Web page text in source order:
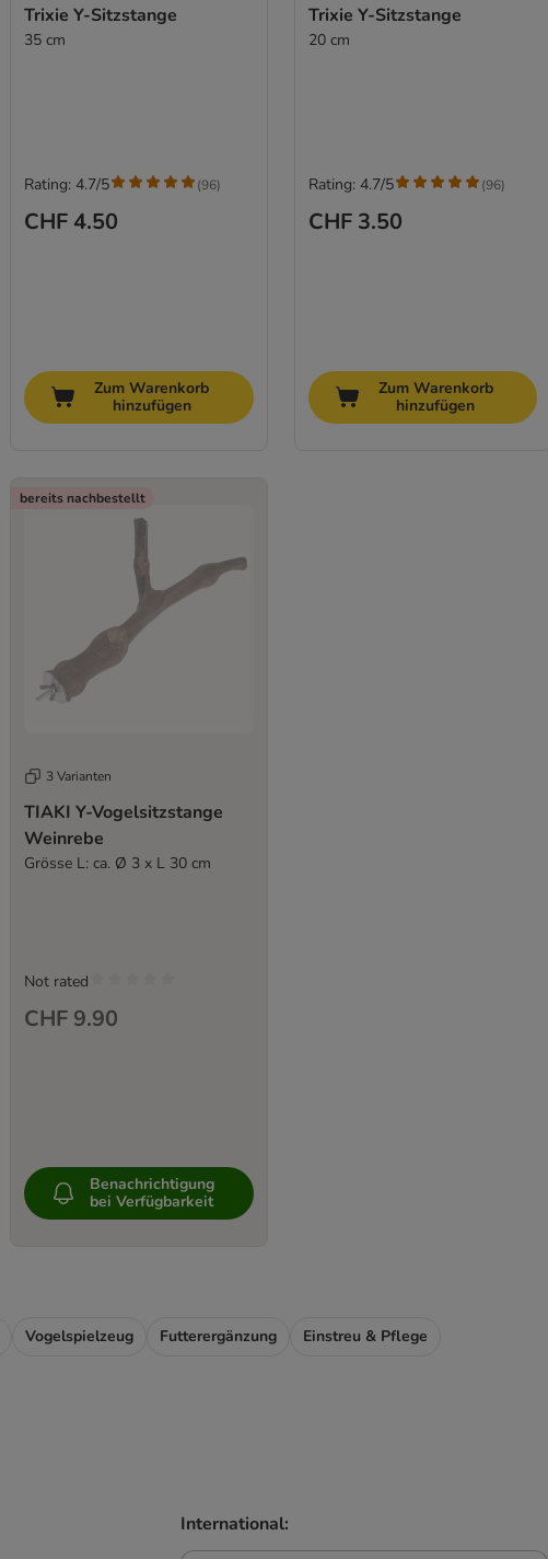
Trixie Y-Sitzstange
35 cm
CHF 4.50
Rating: 4.7/5 (96)
Zum Warenkorb
hinzufügen
Trixie Y-Sitzstange
20 cm
CHF 3.50
Rating: 4.7/5 (96)
Zum Warenkorb
hinzufügen
bereits nachbestellt
3 Varianten
TIAKI Y-Vogelsitzstange
Weinrebe
Grösse L: ca. Ø 3 x L 30 cm
CHF 9.90
Not rated
Benachrichtigung
bei Verfügbarkeit
Vogelspielzeug Futterergänzung Einstreu & Pflege
International: